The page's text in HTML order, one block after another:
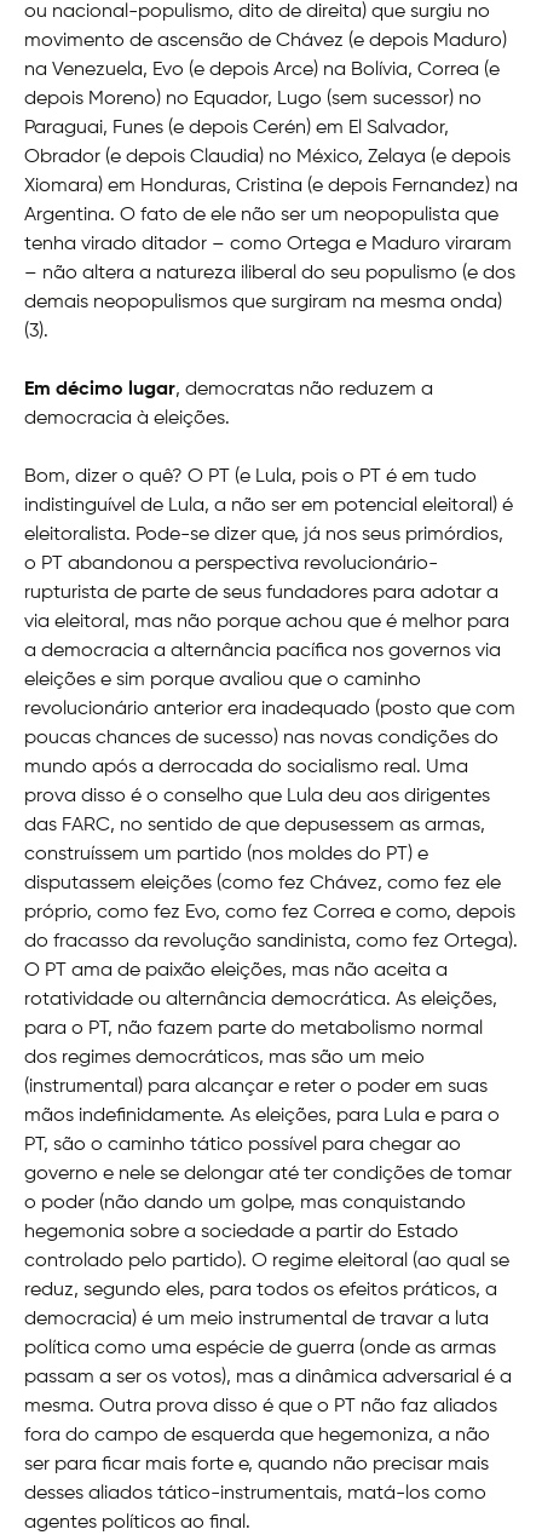
ou nacional-populismo, dito de direita) que surgiu no
movimento de ascensão de Chávez (e depois Maduro)
na Venezuela, Evo (e depois Arce) na Bolívia, Correa (e
depois Moreno) no Equador, Lugo (sem sucessor) no
Paraguai, Funes (e depois Cerén) em El Salvador,
Obrador (e depois Claudia) no México, Zelaya (e depois
Xiomara) em Honduras, Cristina (e depois Fernandez) na
Argentina. O fato de ele não ser um neopopulista que
tenha virado ditador – como Ortega e Maduro viraram
– não altera a natureza iliberal do seu populismo (e dos
demais neopopulismos que surgiram na mesma onda)
(3).
Em décimo lugar, democratas não reduzem a
democracia à eleições.
Bom, dizer o quê? O PT (e Lula, pois o PT é em tudo
indistinguível de Lula, a não ser em potencial eleitoral) é
eleitoralista. Pode-se dizer que, já nos seus primórdios,
o PT abandonou a perspectiva revolucionário-
rupturista de parte de seus fundadores para adotar a
via eleitoral, mas não porque achou que é melhor para
a democracia a alternância pacífica nos governos via
eleições e sim porque avaliou que o caminho
revolucionário anterior era inadequado (posto que com
poucas chances de sucesso) nas novas condições do
mundo após a derrocada do socialismo real. Uma
prova disso é o conselho que Lula deu aos dirigentes
das FARC, no sentido de que depusessem as armas,
construíssem um partido (nos moldes do PT) e
disputassem eleições (como fez Chávez, como fez ele
próprio, como fez Evo, como fez Correa e como, depois
do fracasso da revolução sandinista, como fez Ortega).
O PT ama de paixão eleições, mas não aceita a
rotatividade ou alternância democrática. As eleições,
para o PT, não fazem parte do metabolismo normal
dos regimes democráticos, mas são um meio
(instrumental) para alcançar e reter o poder em suas
mãos indefinidamente. As eleições, para Lula e para o
PT, são o caminho tático possível para chegar ao
governo e nele se delongar até ter condições de tomar
o poder (não dando um golpe, mas conquistando
hegemonia sobre a sociedade a partir do Estado
controlado pelo partido). O regime eleitoral (ao qual se
reduz, segundo eles, para todos os efeitos práticos, a
democracia) é um meio instrumental de travar a luta
política como uma espécie de guerra (onde as armas
passam a ser os votos), mas a dinâmica adversarial é a
mesma. Outra prova disso é que o PT não faz aliados
fora do campo de esquerda que hegemoniza, a não
ser para ficar mais forte e, quando não precisar mais
desses aliados tático-instrumentais, matá-los como
agentes políticos ao final.